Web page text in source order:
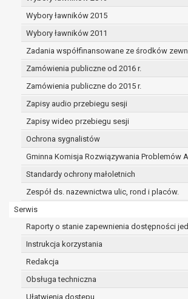
Wybory ławników 2015
Wybory ławników 2011
Zadania współfinansowane ze środków
Zamówienia publiczne od 2016 r.
Zamówienia publiczne do 2015 r.
Zapisy audio przebiegu sesji
Zapisy wideo przebiegu sesji
Ochrona sygnalistów
Gminna Komisja Rozwiązywania Problemów
Standardy ochrony małoletnich
Zespół ds. nazewnictwa ulic, rond i placów.
Serwis
Raporty o stanie zapewnienia dostępności
Instrukcja korzystania
Redakcja
Obsługa techniczna
Ułatwienia dostępu
celu wywiązania się z
prawo do żądania
przetwarzania danych
podstawie art. 18 RODO, w
osoba, której dane
kwestionuje
osobowych – na okres
administratorowi
przetwarzanie danych
z prawem, a osoba,
dotyczą, sprzeciwia się
danych, żądając w
ograniczenia,
danych dla swoich
której dane dotyczą,
ustalenia, obrony lub
roszczeń,
osoba, której dane
sprzeciw wobec